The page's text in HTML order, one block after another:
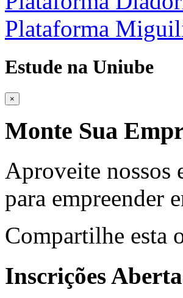
Plataforma
Estude na Uniube
×
Monte Sua
Aproveite nossos
para empreender
Compartilhe esta
Inscrições